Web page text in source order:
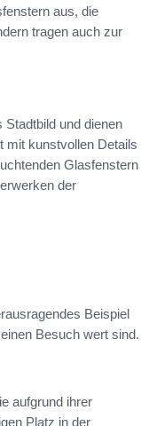
aus, die
tragen auch zur
und dienen
mit kunstvollen Details
Glasfenstern
der
Beispiel
Besuch wert sind.
aufgrund ihrer
Platz in der